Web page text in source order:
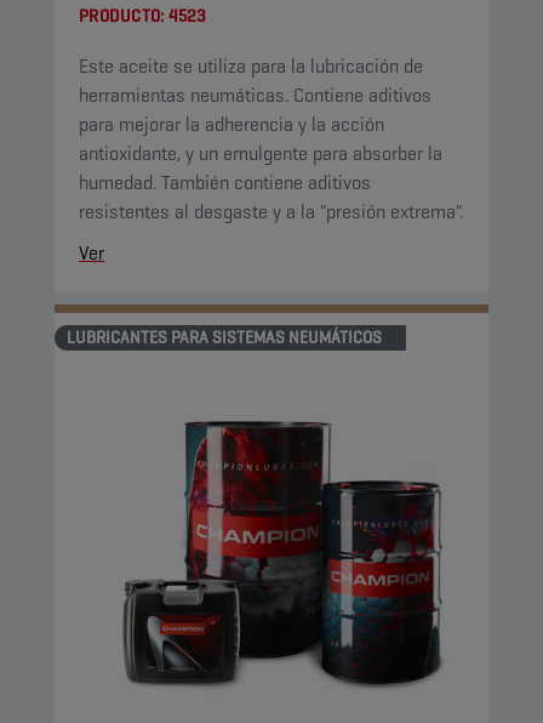
PRODUCTO: 4523
Este aceite se utiliza para la lubricación de
herramientas neumáticas. Contiene aditivos
para mejorar la adherencia y la acción
antioxidante, y un emulgente para absorber la
humedad. También contiene aditivos
resistentes al desgaste y a la "presión extrema".
Ver
LUBRICANTES PARA SISTEMAS NEUMÁTICOS